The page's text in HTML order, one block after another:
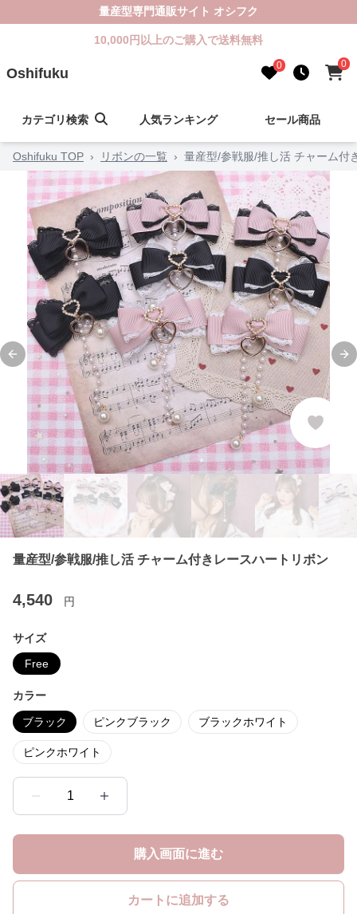
量産型専門通販サイト オシフク
10,000円以上のご購入で送料無料
Oshifuku 0 0
カテゴリ検索 人気ランキング セール商品
Oshifuku TOP › リボンの一覧 › 量産型/参戦服/推し活 チャーム付
Previous slide
量産型/参戦服/推し活 チャーム付きレースハートリボン
4,540 円
サイズ
Free
カラー
ブラック ピンクブラック ブラックホワイト
ピンクホワイト
1
購入画面に進む
カートに追加する